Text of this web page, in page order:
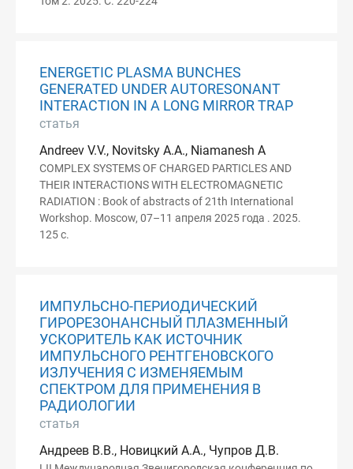
ЕNERGETIC PLASMA BUNCHES
GENERATED UNDER AUTORESONANT
INTERACTION IN A LONG MIRROR TRAP
статья
Andreev V.V., Novitsky A.A., Niamanesh A
COMPLEX SYSTEMS OF CHARGED PARTICLES AND
THEIR INTERACTIONS WITH ELECTROMAGNETIC
RADIATION : Book of abstracts of 21th International
Workshop. Moscow, 07–11 апреля 2025 года . 2025.
125 с.
ИМПУЛЬСНО-ПЕРИОДИЧЕСКИЙ
ГИРОРЕЗОНАНСНЫЙ ПЛАЗМЕННЫЙ
УСКОРИТЕЛЬ КАК ИСТОЧНИК
ИМПУЛЬСНОГО РЕНТГЕНОВСКОГО
ИЗЛУЧЕНИЯ С ИЗМЕНЯЕМЫМ
СПЕКТРОМ ДЛЯ ПРИМЕНЕНИЯ В
РАДИОЛОГИИ
статья
Андреев В.В., Новицкий А.А., Чупров Д.В.